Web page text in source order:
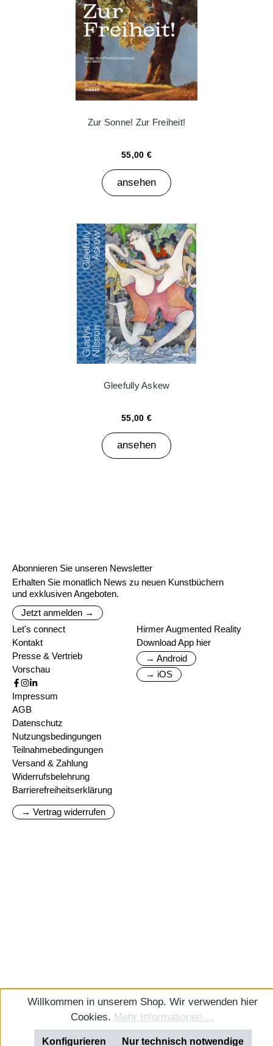
Zur Sonne! Zur Freiheit!
55,00 €
ansehen
Gleefully Askew
55,00 €
ansehen
Abonnieren Sie unseren Newsletter
Erhalten Sie monatlich News zu neuen Kunstbüchern
und exklusiven Angeboten.
Jetzt anmelden →
Let's connect
Kontakt
Presse & Vertrieb
Vorschau
Hirmer Augmented Reality
Download App hier
→ Android
→ iOS
Impressum
AGB
Datenschutz
Nutzungsbedingungen
Teilnahmebedingungen
Versand & Zahlung
Widerrufsbelehrung
Barrierefreiheitserklärung
→ Vertrag widerrufen
Willkommen in unserem Shop. Wir verwenden hier
Cookies. Mehr Informationen ...
Nur technisch notwendige
Konfigurieren